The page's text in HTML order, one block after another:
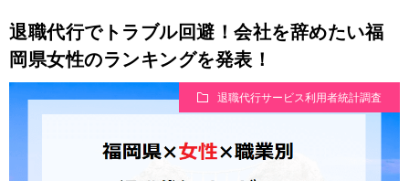
退職代行でトラブル回避！会社を辞めたい福
岡県女性のランキングを発表！
退職代行サービス利用者統計調査